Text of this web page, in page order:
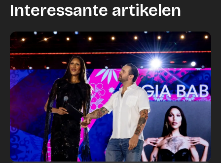
Interessante artikelen